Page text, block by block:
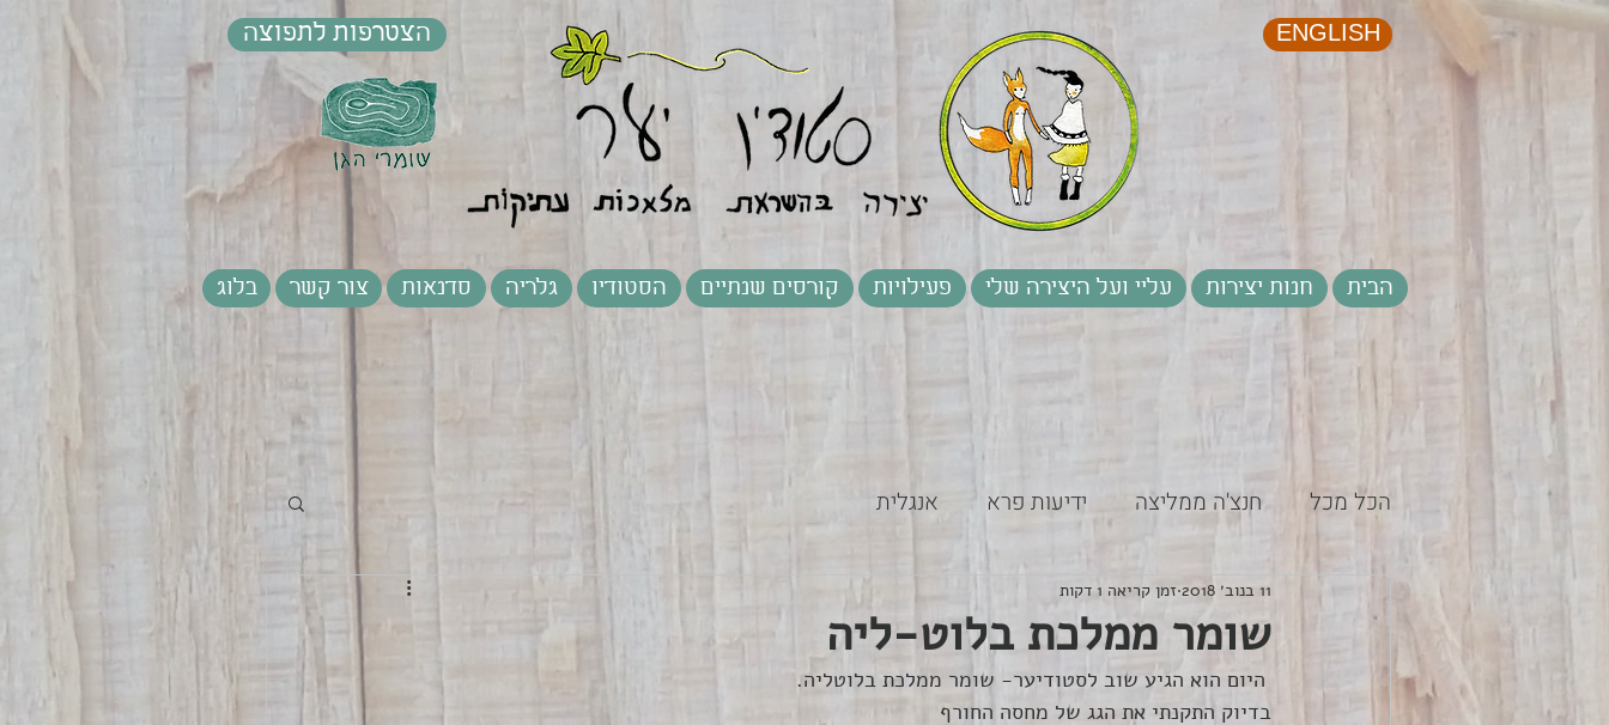
הצטרפות לתפוצה ENGLISH
הבית חנות יצירות עליי ועל היצירה שלי פעילויות קורסים שנתיים הסטודיו גלריה סדנאות צור קשר בלוג
הכל מכל חנצ'ה ממליצה ידיעות פרא אנגלית
שומר ממלכת בלוט-ליה
11 בנוב׳ 2018 זמן קריאה 1 דקות
בדיוק התקנתי את הגג של מחסה החורף